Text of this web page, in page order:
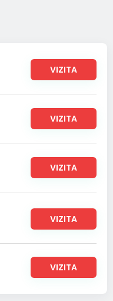
VIZITA
VIZITA
VIZITA
VIZITA
VIZITA